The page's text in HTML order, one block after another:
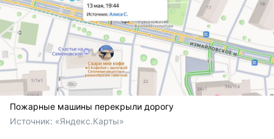
Пожарные машины перекрыли дорогу
Источник: «Яндекс.Карты»